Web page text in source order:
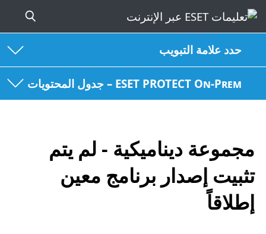
حدد علامة التبويب
ESET PROTECT On-Prem – جدول المحتويات
مجموعة ديناميكية - لم يتم
تثبيت إصدار برنامج معين
إطلاقاً